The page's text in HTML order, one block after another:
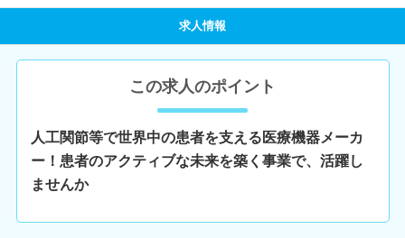
求人情報
この求人のポイント
人工関節等で世界中の患者を支える医療機器メーカ
ー！患者のアクティブな未来を築く事業で、活躍し
ませんか